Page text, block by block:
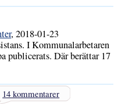
, 2018-01-23
I Kommunalarbetaren
publicerats. Där berättar 17
14 kommentarer